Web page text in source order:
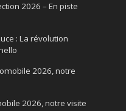
2026 – En piste
: La révolution
2026, notre
2026, notre visite